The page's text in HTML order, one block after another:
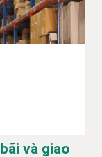
và giao